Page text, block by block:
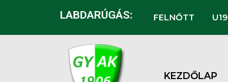
LABDARÚGÁS: FELNŐTT U19
KEZDŐLAP